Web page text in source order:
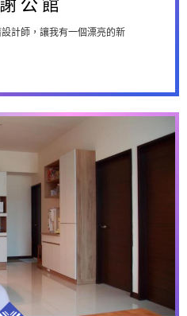
公館
計師，讓我有一個漂亮的新